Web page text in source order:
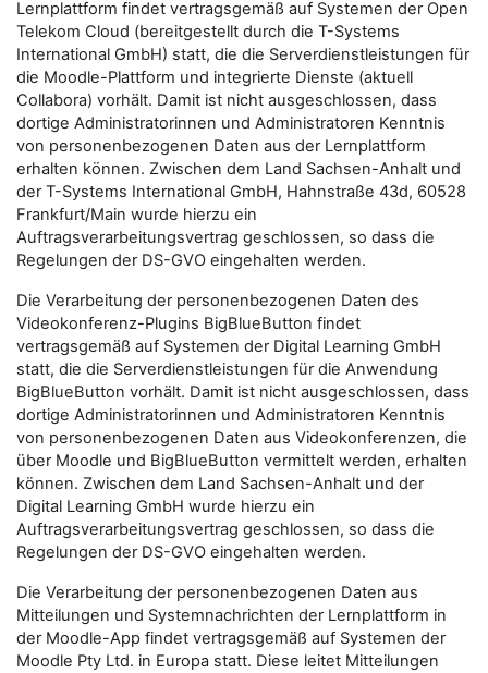
Lernplattform findet vertragsgemäß auf Systemen der Open
Telekom Cloud (bereitgestellt durch die T-Systems
International GmbH) statt, die die Serverdienstleistungen für
die Moodle-Plattform und integrierte Dienste (aktuell
Collabora) vorhält. Damit ist nicht ausgeschlossen, dass
dortige Administratorinnen und Administratoren Kenntnis
von personenbezogenen Daten aus der Lernplattform
erhalten können. Zwischen dem Land Sachsen-Anhalt und
der T-Systems International GmbH, Hahnstraße 43d, 60528
Frankfurt/Main wurde hierzu ein
Auftragsverarbeitungsvertrag geschlossen, so dass die
Regelungen der DS-GVO eingehalten werden.
Die Verarbeitung der personenbezogenen Daten des
Videokonferenz-Plugins BigBlueButton findet
vertragsgemäß auf Systemen der Digital Learning GmbH
statt, die die Serverdienstleistungen für die Anwendung
BigBlueButton vorhält. Damit ist nicht ausgeschlossen, dass
dortige Administratorinnen und Administratoren Kenntnis
von personenbezogenen Daten aus Videokonferenzen, die
über Moodle und BigBlueButton vermittelt werden, erhalten
können. Zwischen dem Land Sachsen-Anhalt und der
Digital Learning GmbH wurde hierzu ein
Auftragsverarbeitungsvertrag geschlossen, so dass die
Regelungen der DS-GVO eingehalten werden.
Die Verarbeitung der personenbezogenen Daten aus
Mitteilungen und Systemnachrichten der Lernplattform in
der Moodle-App findet vertragsgemäß auf Systemen der
Moodle Pty Ltd. in Europa statt. Diese leitet Mitteilungen